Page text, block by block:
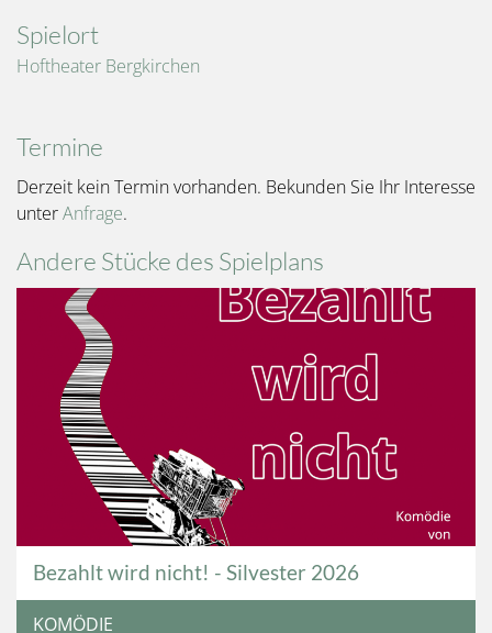
Spielort
Hoftheater Bergkirchen
Termine
Derzeit kein Termin vorhanden. Bekunden Sie Ihr Interesse
unterAnfrage.
Andere Stücke des Spielplans
Bezahlt wird nicht! - Silvester 2026
KOMÖDIE